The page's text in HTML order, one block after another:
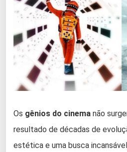
Os gênios do cinema não
resultado de décadas de
estética e uma busca